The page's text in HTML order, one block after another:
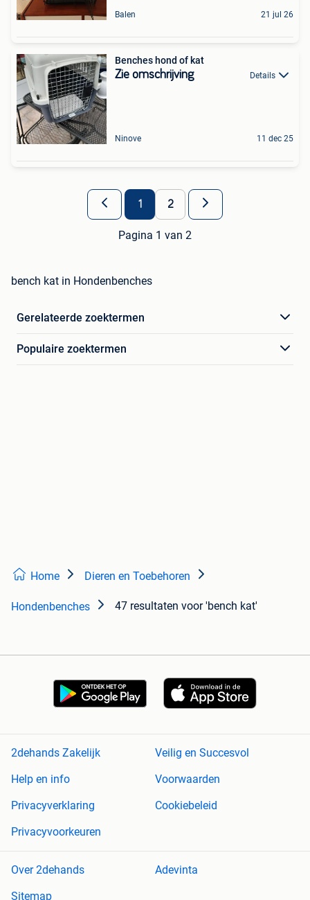
Balen 21 jul 26
Benches hond of kat
Zie omschrijving Details
Ninove 11 dec 25
1 2
Pagina 1 van 2
bench kat in Hondenbenches
Gerelateerde zoektermen
Populaire zoektermen
Home Dieren en Toebehoren
Hondenbenches 47 resultaten voor 'bench kat'
2dehands Zakelijk
Veilig en Succesvol
Help en info
Voorwaarden
Privacyverklaring
Cookiebeleid
Privacyvoorkeuren
Over 2dehands
Adevinta
Sitemap